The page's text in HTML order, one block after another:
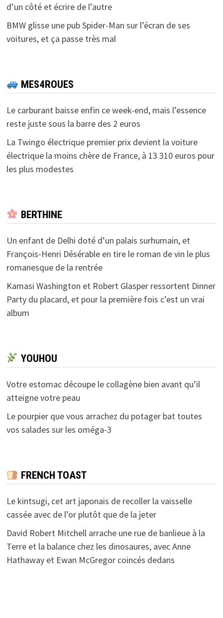
d’un côté et écrire de l’autre
BMW glisse une pub Spider-Man sur l’écran de ses
voitures, et ça passe très mal
MES4ROUES
Le carburant baisse enfin ce week-end, mais l’essence
reste juste sous la barre des 2 euros
La Twingo électrique premier prix devient la voiture
électrique la moins chère de France, à 13 310 euros pour
les plus modestes
BERTHINE
Un enfant de Delhi doté d’un palais surhumain, et
François-Henri Désérable en tire le roman de vin le plus
romanesque de la rentrée
Kamasi Washington et Robert Glasper ressortent Dinner
Party du placard, et pour la première fois c’est un vrai
album
YOUHOU
Votre estomac découpe le collagène bien avant qu’il
atteigne votre peau
Le pourpier que vous arrachez du potager bat toutes
vos salades sur les oméga-3
FRENCH TOAST
Le kintsugi, cet art japonais de recoller la vaisselle
cassée avec de l’or plutôt que de la jeter
David Robert Mitchell arrache une rue de banlieue à la
Terre et la balance chez les dinosaures, avec Anne
Hathaway et Ewan McGregor coincés dedans